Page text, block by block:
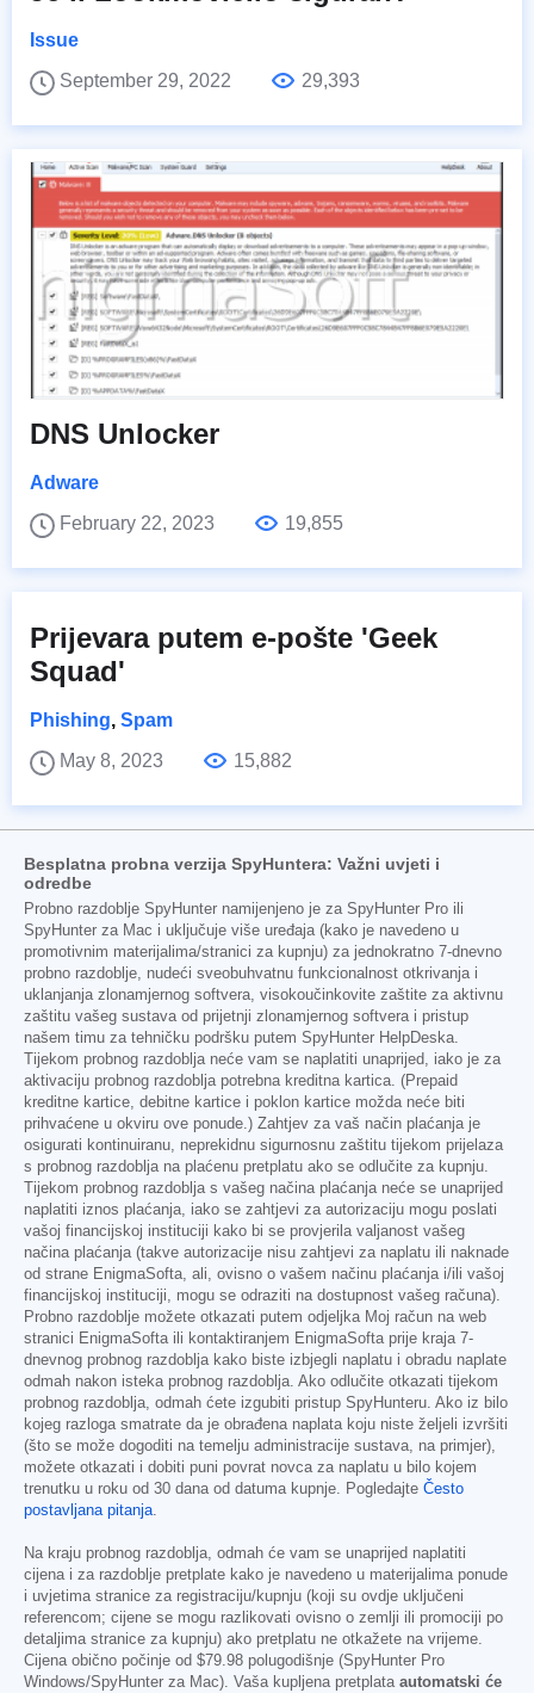
Issue
September 29, 2022
29,393
DNS Unlocker
Adware
February 22, 2023
19,855
Prijevara putem e-pošte 'Geek
Squad'
Phishing, Spam
May 8, 2023
15,882
Besplatna probna verzija SpyHuntera: Važni uvjeti i
odredbe
Probno razdoblje SpyHunter namijenjeno je za SpyHunter Pro ili
SpyHunter za Mac i uključuje više uređaja (kako je navedeno u
promotivnim materijalima/stranici za kupnju) za jednokratno 7-dnevno
probno razdoblje, nudeći sveobuhvatnu funkcionalnost otkrivanja i
uklanjanja zlonamjernog softvera, visokoučinkovite zaštite za aktivnu
zaštitu vašeg sustava od prijetnji zlonamjernog softvera i pristup
našem timu za tehničku podršku putem SpyHunter HelpDeska.
Tijekom probnog razdoblja neće vam se naplatiti unaprijed, iako je za
aktivaciju probnog razdoblja potrebna kreditna kartica. (Prepaid
kreditne kartice, debitne kartice i poklon kartice možda neće biti
prihvaćene u okviru ove ponude.) Zahtjev za vaš način plaćanja je
osigurati kontinuiranu, neprekidnu sigurnosnu zaštitu tijekom prijelaza
s probnog razdoblja na plaćenu pretplatu ako se odlučite za kupnju.
Tijekom probnog razdoblja s vašeg načina plaćanja neće se unaprijed
naplatiti iznos plaćanja, iako se zahtjevi za autorizaciju mogu poslati
vašoj financijskoj instituciji kako bi se provjerila valjanost vašeg
načina plaćanja (takve autorizacije nisu zahtjevi za naplatu ili naknade
od strane EnigmaSofta, ali, ovisno o vašem načinu plaćanja i/ili vašoj
financijskoj instituciji, mogu se odraziti na dostupnost vašeg računa).
Probno razdoblje možete otkazati putem odjeljka Moj račun na web
stranici EnigmaSofta ili kontaktiranjem EnigmaSofta prije kraja 7-
dnevnog probnog razdoblja kako biste izbjegli naplatu i obradu naplate
odmah nakon isteka probnog razdoblja. Ako odlučite otkazati tijekom
probnog razdoblja, odmah ćete izgubiti pristup SpyHunteru. Ako iz bilo
kojeg razloga smatrate da je obrađena naplata koju niste željeli izvršiti
(što se može dogoditi na temelju administracije sustava, na primjer),
možete otkazati i dobiti puni povrat novca za naplatu u bilo kojem
trenutku u roku od 30 dana od datuma kupnje. Pogledajte Često
postavljana pitanja.
Na kraju probnog razdoblja, odmah će vam se unaprijed naplatiti
cijena i za razdoblje pretplate kako je navedeno u materijalima ponude
i uvjetima stranice za registraciju/kupnju (koji su ovdje uključeni
referencom; cijene se mogu razlikovati ovisno o zemlji ili promociji po
detaljima stranice za kupnju) ako pretplatu ne otkažete na vrijeme.
Cijena obično počinje od $79.98 polugodišnje (SpyHunter Pro
Windows/SpyHunter za Mac). Vaša kupljena pretplata automatski će